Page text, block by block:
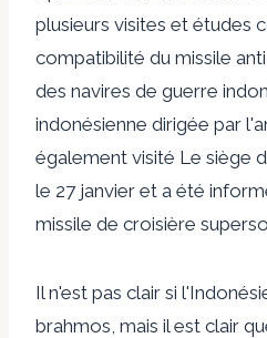
plusieurs visites et études
compatibilité du missile
des navires de guerre
indonésienne dirigée par
également visité Le siège
le 27 janvier et a été
missile de croisière
Il n'est pas clair si
brahmos, mais il est clair